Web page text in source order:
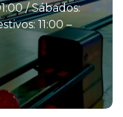
/ Sábados:
11:00 –